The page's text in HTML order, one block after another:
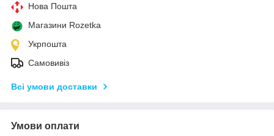
Нова Пошта
Магазини Rozetka
Укрпошта
Самовивіз
Всі умови доставки
Умови оплати